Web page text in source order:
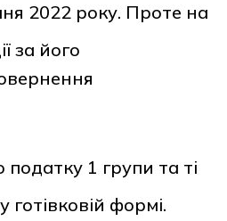
2022 року. Проте на
за його
1 групи та ті
формі.